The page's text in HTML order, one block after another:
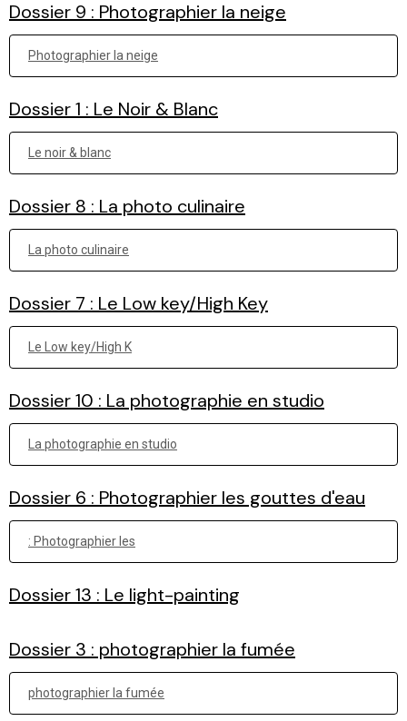
Dossier 9 : Photographier la neige
Photographier la neige
Dossier 1 : Le Noir & Blanc
Le noir & blanc
Dossier 8 : La photo culinaire
La photo culinaire
Dossier 7 : Le Low key/High Key
Le Low key/High K
Dossier 10 : La photographie en studio
La photographie en studio
Dossier 6 : Photographier les gouttes d'eau
: Photographier les
Dossier 13 : Le light-painting
Dossier 3 : photographier la fumée
photographier la fumée